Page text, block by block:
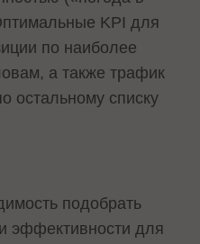
KPI для
по наиболее
а также трафик
остальному списку
подобрать
эффективности для